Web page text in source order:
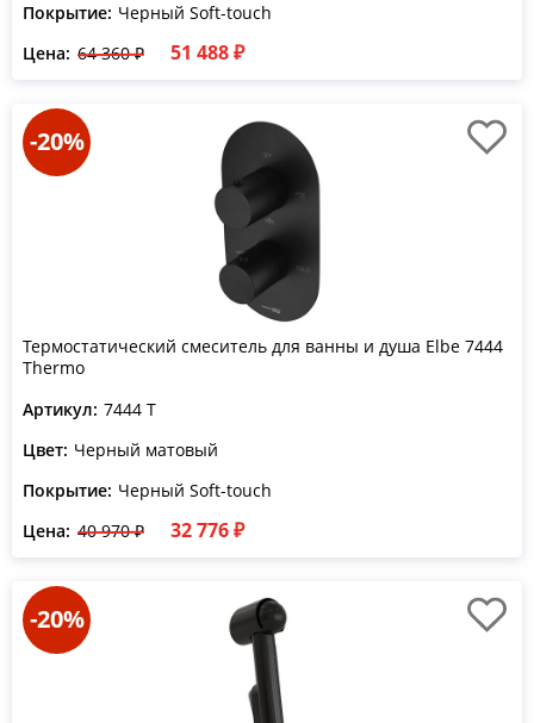
Покрытие: Черный Soft-touch
Цена: 64 360 ₽ 51 488 ₽
-20%
Термостатический смеситель для ванны и душа Elbe 7444
Thermo
Артикул: 7444 T
Цвет: Черный матовый
Покрытие: Черный Soft-touch
Цена: 40 970 ₽ 32 776 ₽
-20%